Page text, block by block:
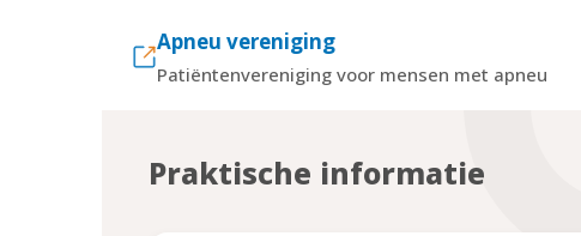
Apneu vereniging
Patiëntenvereniging voor mensen met apneu
Praktische informatie